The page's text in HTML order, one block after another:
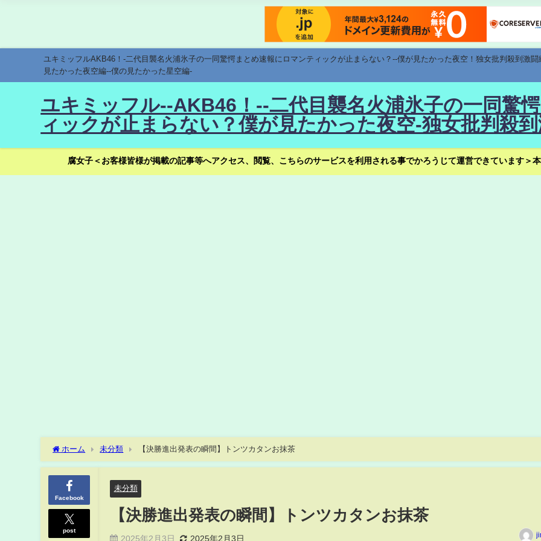
ユキミッフルAKB46！-二代目襲名火浦氷子の一同驚愕まとめ速報にロマンティックが止まらない？--僕が見たかった夜空！独女批判殺到激
見たかった夜空編--僕の見たかった星空編-
ユキミッフル--AKB46！--二代目襲名火浦氷子の一同驚
ィックが止まらない？僕が見たかった夜空-独女批判殺
腐女子＜お客様皆様が掲載の記事等へアクセス、閲覧、こちらのサービスを利用される事でかろうじて運営できています＞
ホーム 未分類 【決勝進出発表の瞬間】トンツカタンお抹茶
Facebook
post
未分類
【決勝進出発表の瞬間】トンツカタンお抹茶
2025年2月3日 2025年2月3日